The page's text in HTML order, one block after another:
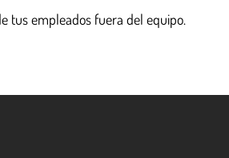
tus empleados fuera del equipo.